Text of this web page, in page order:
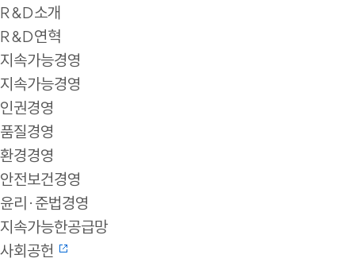
R&D소개
R&D연혁
지속가능경영
지속가능경영
인권경영
품질경영
환경경영
안전보건경영
윤리·준법경영
지속가능한공급망
사회공헌